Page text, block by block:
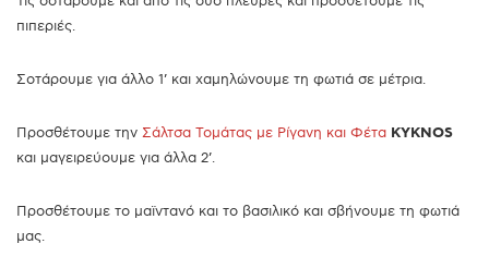
πιπεριές.
Σοτάρουμε για άλλο 1’ και χαμηλώνουμε τη φωτιά σε μέτρια.
Προσθέτουμε την Σάλτσα Τομάτας με Ρίγανη και Φέτα KYKNOS
και μαγειρεύουμε για άλλα 2’.
Προσθέτουμε το μαϊντανό και το βασιλικό και σβήνουμε τη φωτιά
μας.